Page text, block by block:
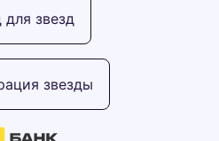
звезды
для звезд